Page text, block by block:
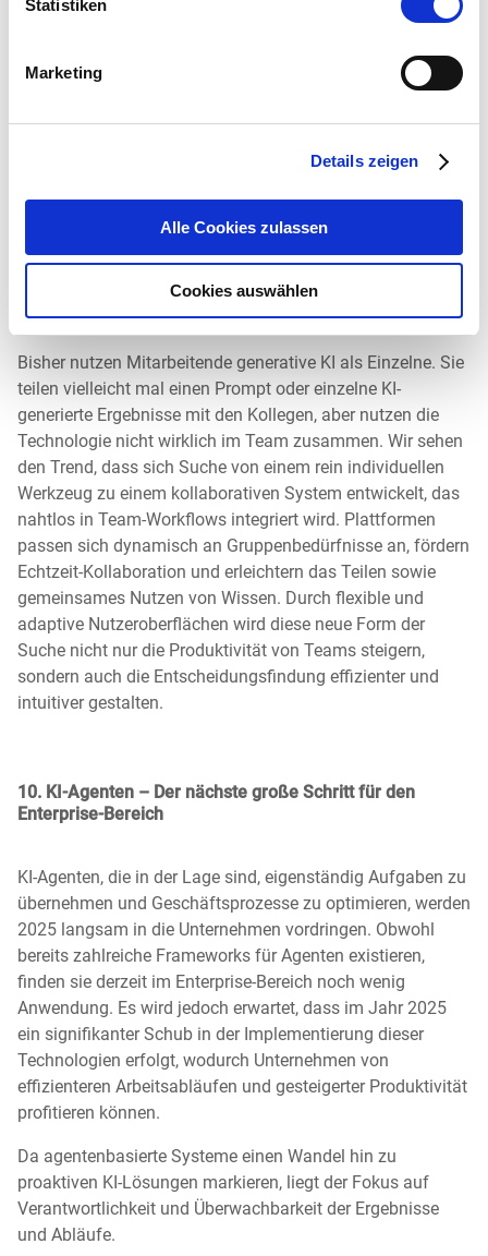
Statistiken
Marketing
Details zeigen
Alle Cookies zulassen
Cookies auswählen
nachvollziehbar ist, um sowohl Compliance zu
gewinnen.
Treffer und Antworten aus ihrem Datenbestand zustande
Bisher nutzen Mitarbeitende generative KI als Einzelne. Sie
teilen vielleicht mal einen Prompt oder einzelne KI-
generierte Ergebnisse mit den Kollegen, aber nutzen die
Technologie nicht wirklich im Team zusammen. Wir sehen
den Trend, dass sich Suche von einem rein individuellen
Werkzeug zu einem kollaborativen System entwickelt, das
nahtlos in Team-Workflows integriert wird. Plattformen
passen sich dynamisch an Gruppenbedürfnisse an, fördern
Echtzeit-Kollaboration und erleichtern das Teilen sowie
gemeinsames Nutzen von Wissen. Durch flexible und
adaptive Nutzeroberflächen wird diese neue Form der
Suche nicht nur die Produktivität von Teams steigern,
sondern auch die Entscheidungsfindung effizienter und
intuitiver gestalten.
10. KI-Agenten – Der nächste große Schritt für den
Enterprise-Bereich
KI-Agenten, die in der Lage sind, eigenständig Aufgaben zu
übernehmen und Geschäftsprozesse zu optimieren, werden
2025 langsam in die Unternehmen vordringen. Obwohl
bereits zahlreiche Frameworks für Agenten existieren,
finden sie derzeit im Enterprise-Bereich noch wenig
Anwendung. Es wird jedoch erwartet, dass im Jahr 2025
ein signifikanter Schub in der Implementierung dieser
Technologien erfolgt, wodurch Unternehmen von
effizienteren Arbeitsabläufen und gesteigerter Produktivität
profitieren können.
Da agentenbasierte Systeme einen Wandel hin zu
proaktiven KI-Lösungen markieren, liegt der Fokus auf
Verantwortlichkeit und Überwachbarkeit der Ergebnisse
und Abläufe.